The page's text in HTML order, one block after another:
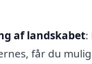
af landskabet:
får du